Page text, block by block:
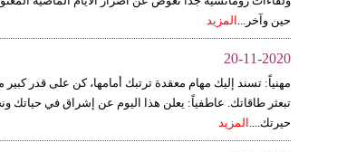
حين وآخر... المزيد
20-11-2020
مهنياً: تسند إليك مهام معقدة ترتبك أمامها، كن على قدر
تبعثر طاقاتك. عاطفياً: يعلن هذا اليوم عن إشراق في حياتك
حيرتك.... المزيد